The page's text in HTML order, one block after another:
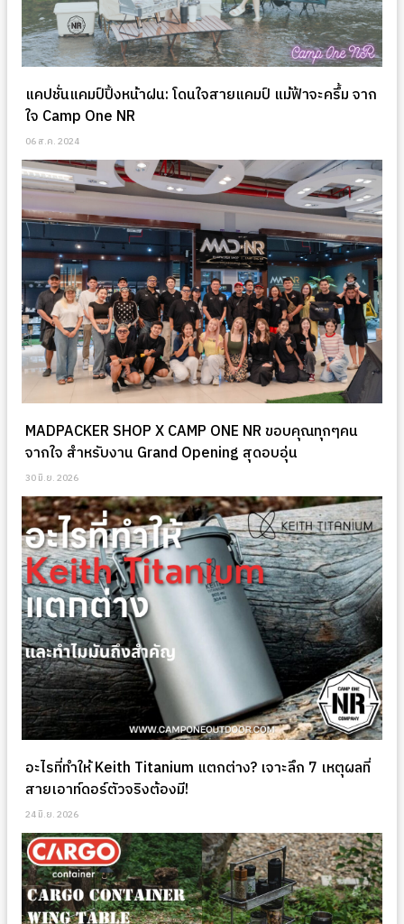
แคปชั่นแคมป์ปิ้งหน้าฝน: โดนใจสายแคมป์ แม้ฟ้าจะครึ้ม จาก
ใจ Camp One NR
06 ส.ค. 2024
MADPACKER SHOP X CAMP ONE NR ขอบคุณทุกๆคน
จากใจ สำหรับงาน Grand Opening สุดอบอุ่น
30 มิ.ย. 2026
อะไรที่ทำให้ Keith Titanium แตกต่าง? เจาะลึก 7 เหตุผลที่
สายเอาท์ดอร์ตัวจริงต้องมี!
24 มิ.ย. 2026